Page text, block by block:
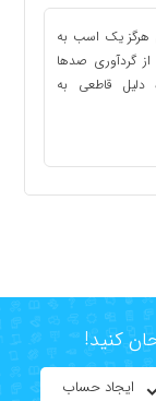
هرگز یک اسب به
گردآوری صدها
دلیل قاطعی به
ایجاد حساب